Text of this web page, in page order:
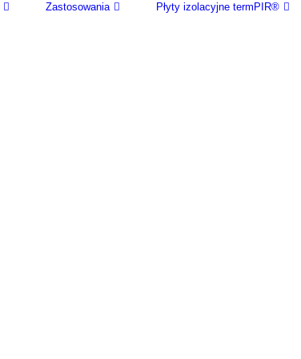
Zastosowania Płyty izolacyjne termPIR®